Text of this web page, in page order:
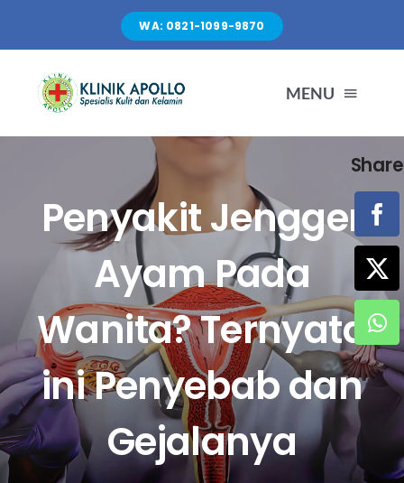
content
WA: 0821-1099-9870
MENU
TENTANG KAMI
LAYANAN
FASILITAS
ARTIKEL
HUBUNGI KAMI
Search
Penyakit Jengger
Ayam Pada
Wanita? Ternyata
ini Penyebab dan
Gejalanya
Share